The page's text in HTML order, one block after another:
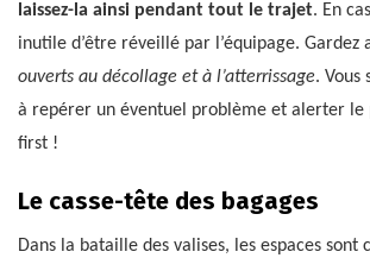
laissez-la ainsi pendant tout le trajet. En
inutile d’être réveillé par l’équipage. Gardez
ouverts au décollage et à l’atterrissage. Vous
à repérer un éventuel problème et alerter le
first !
Le casse-tête des bagages
Dans la bataille des valises, les espaces sont